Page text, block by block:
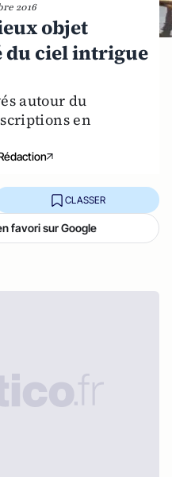
2016
objet
du ciel intrigue
autour du
en
CLASSER
favori sur Google